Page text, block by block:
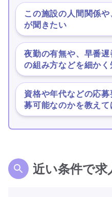
この施設の人間関係
が聞きたい
夜勤の有無や、早番
の組み方などを細か
資格や年代などの応
募可能なのかを教え
近い条件で求